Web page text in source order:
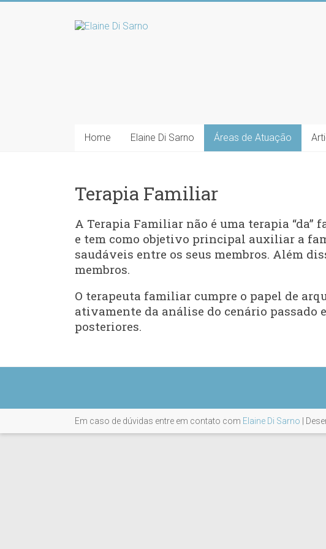
Home Elaine Di Sarno Áreas de Atuação
Terapia Familiar
A Terapia Familiar não é uma terapia “da”
e tem como objetivo principal auxiliar a
saudáveis entre os seus membros. Além
membros.
O terapeuta familiar cumpre o papel de
ativamente da análise do cenário passado
posteriores.
Em caso de dúvidas entre em contato com Elaine Di Sarno |